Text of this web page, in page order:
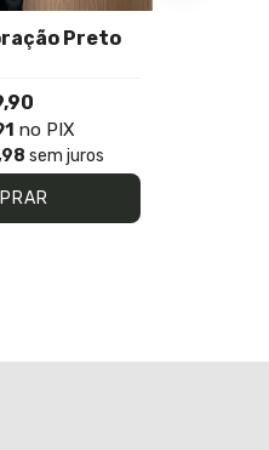
Preto
no PIX
sem juros